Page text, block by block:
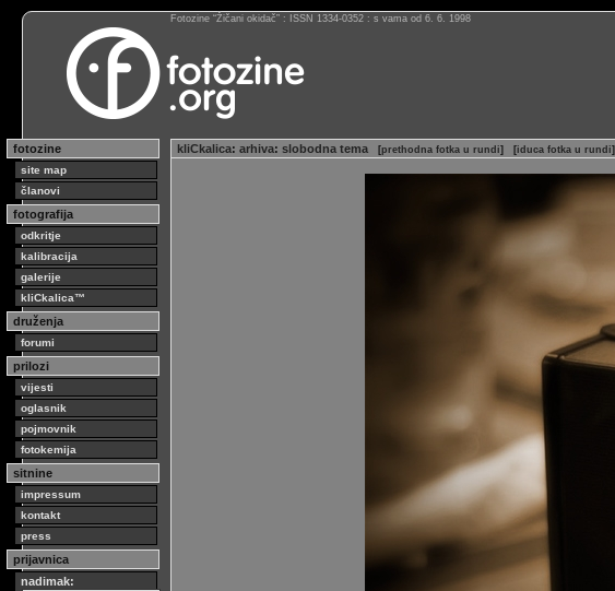
Fotozine “Žičani okidač” : ISSN 1334-0352 : s vama od 6. 6. 1998
fotozine
site map
članovi
fotografija
odkritje
kalibracija
galerije
kliCkalica™
druženja
forumi
prilozi
vijesti
oglasnik
pojmovnik
fotokemija
sitnine
impressum
kontakt
press
prijavnica
nadimak:
kliCkalica: arhiva: slobodna tema [prethodna fotka u rundi] [iduca fotka u rundi]